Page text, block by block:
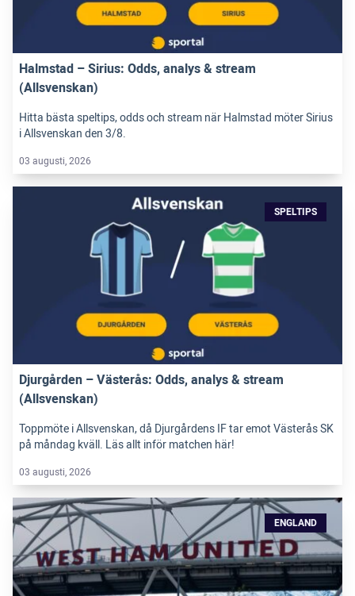
Halmstad – Sirius: Odds, analys & stream
(Allsvenskan)
Hitta bästa speltips, odds och stream när Halmstad möter Sirius
i Allsvenskan den 3/8.
03 augusti, 2026
SPELTIPS
Djurgården – Västerås: Odds, analys & stream
(Allsvenskan)
Toppmöte i Allsvenskan, då Djurgårdens IF tar emot Västerås SK
på måndag kväll. Läs allt inför matchen här!
03 augusti, 2026
ENGLAND